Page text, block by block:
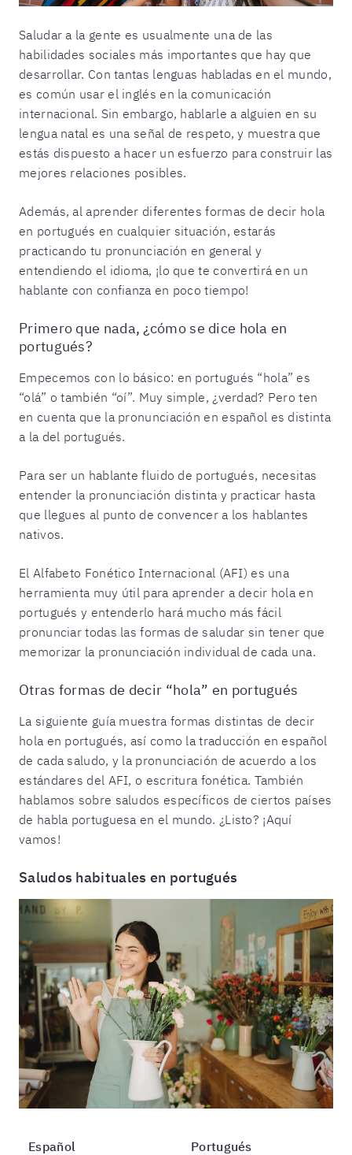
Saludar a la gente es usualmente una de las
habilidades sociales más importantes que hay que
desarrollar. Con tantas lenguas habladas en el mundo,
es común usar el inglés en la comunicación
internacional. Sin embargo, hablarle a alguien en su
lengua natal es una señal de respeto, y muestra que
estás dispuesto a hacer un esfuerzo para construir las
mejores relaciones posibles.
Además, al aprender diferentes formas de decir hola
en portugués en cualquier situación, estarás
practicando tu pronunciación en general y
entendiendo el idioma, ¡lo que te convertirá en un
hablante con confianza en poco tiempo!
Primero que nada, ¿cómo se dice hola en
portugués?
Empecemos con lo básico: en portugués “hola” es
“olá” o también “oí”. Muy simple, ¿verdad? Pero ten
en cuenta que la pronunciación en español es distinta
a la del portugués.
Para ser un hablante fluido de portugués, necesitas
entender la pronunciación distinta y practicar hasta
que llegues al punto de convencer a los hablantes
nativos.
El Alfabeto Fonético Internacional (AFI) es una
herramienta muy útil para aprender a decir hola en
portugués y entenderlo hará mucho más fácil
pronunciar todas las formas de saludar sin tener que
memorizar la pronunciación individual de cada una.
Otras formas de decir “hola” en portugués
La siguiente guía muestra formas distintas de decir
hola en portugués, así como la traducción en español
de cada saludo, y la pronunciación de acuerdo a los
estándares del AFI, o escritura fonética. También
hablamos sobre saludos específicos de ciertos países
de habla portuguesa en el mundo. ¿Listo? ¡Aquí
vamos!
Saludos habituales en portugués
Español Portugués